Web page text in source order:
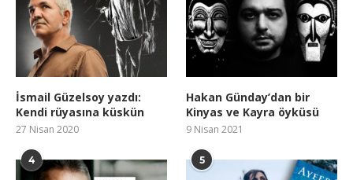
İsmail Güzelsoy yazdı:
Kendi rüyasına küskün
27 Nisan 2020
Hakan Günday’dan bir
Kinyas ve Kayra öyküsü
9 Nisan 2021
4 5